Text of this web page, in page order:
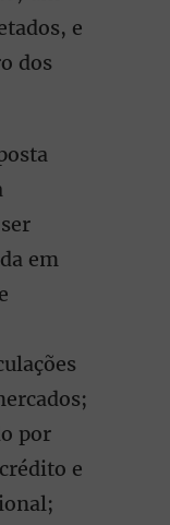
e
dos
em
por
e